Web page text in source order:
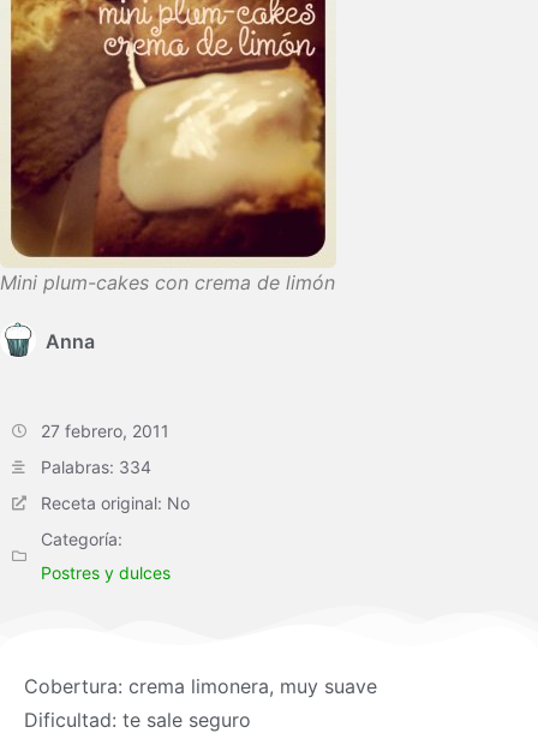
Mini plum-cakes con crema de limón
Anna
27 febrero, 2011
Palabras: 334
Receta original: No
Categoría:
Postres y dulces
Cobertura: crema limonera, muy suave
Dificultad: te sale seguro